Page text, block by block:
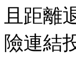
且距離
險連結